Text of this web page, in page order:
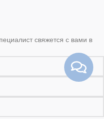
свяжется с вами в